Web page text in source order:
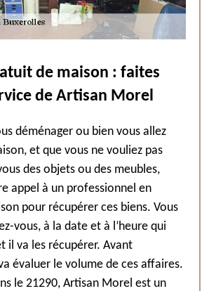
de maison : faites
de Artisan Morel
déménager ou bien vous allez
et que vous ne vouliez pas
des objets ou des meubles,
appel à un professionnel en
pour récupérer ces biens. Vous
vous, à la date et à l’heure qui
il va les récupérer. Avant
évaluer le volume de ces affaires.
le 21290, Artisan Morel est un